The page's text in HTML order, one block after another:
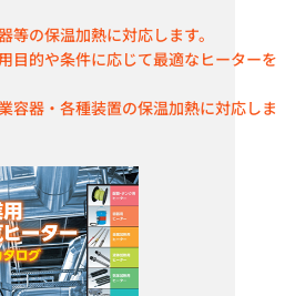
一斗缶用バンドヒーター YGSN-
18-1型 YGSN-18-2型
カタログダウンロード
等の保温加熱に対応します。
目的や条件に応じて最適なヒーターを
容器・各種装置の保温加熱に対応しま